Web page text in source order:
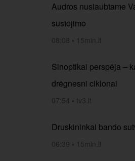
Audros nusiaubtame
sustojimo
08:08 • 15min.lt
Sinoptikai perspėja –
drėgnesni ciklonai
07:54 • tv3.lt
Druskininkai bando
06:39 • 15min.lt